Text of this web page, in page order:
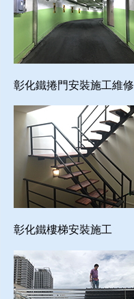
彰化鐵捲門安裝施工維修
彰化鐵樓梯安裝施工